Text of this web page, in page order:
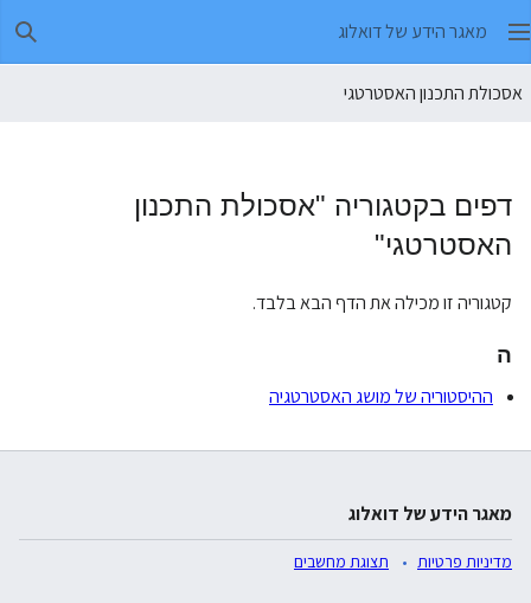
מאגר הידע של דואלוג
אסכולת התכנון האסטרטגי
דפים בקטגוריה "אסכולת התכנון
האסטרטגי"
קטגוריה זו מכילה את הדף הבא בלבד.
ה
ההיסטוריה של מושג האסטרטגיה
מאגר הידע של דואלוג
מדיניות פרטיות תצוגת מחשבים